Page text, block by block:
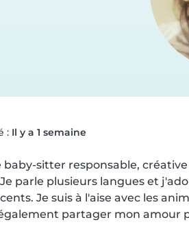
: Il y a 1 semaine
baby-sitter responsable,
parle plusieurs langues et
Je suis à l'aise avec les
partager mon amour